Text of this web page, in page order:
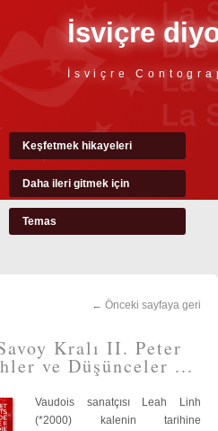
İsviçre
İsviçre
Keşfetmek hikayeleri
Daha ileri gitmek için
Temas
← Önceki sayfaya geri
Kralı II. Peter
ve Düşünceler ...
Vaudois sanatçısı Leah Linh
(*2000) kalenin tarihine